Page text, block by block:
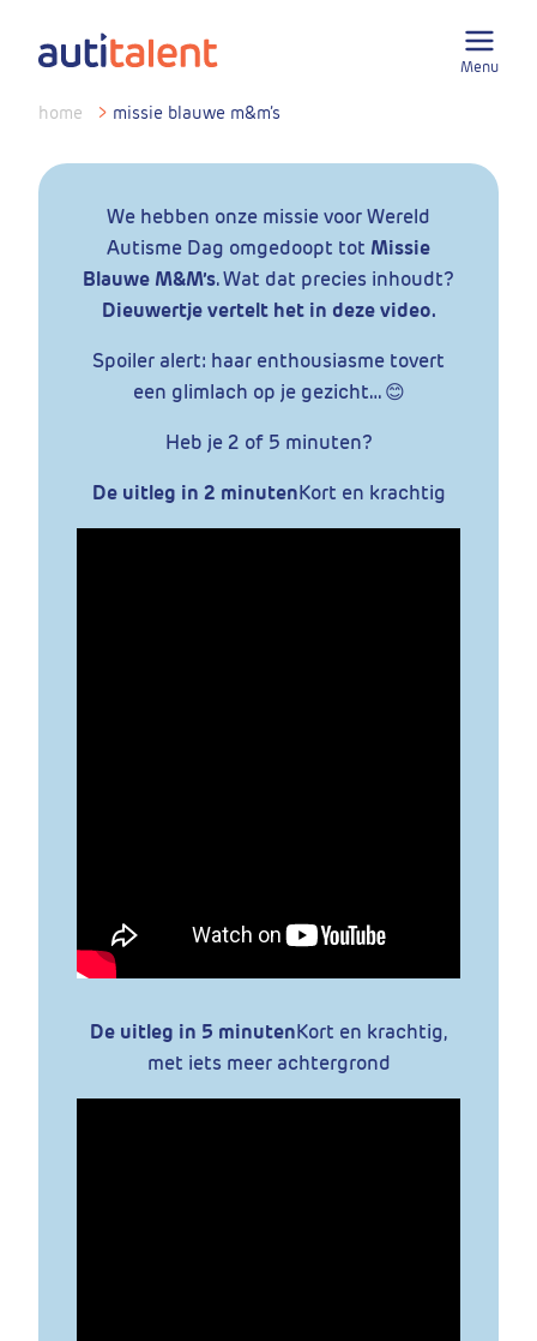
Menu
home > missie blauwe m&m’s
We hebben onze missie voor Wereld
Autisme Dag omgedoopt tot Missie
Blauwe M&M’s.Wat dat precies inhoudt?
Dieuwertje vertelt het in deze video.
Spoiler alert: haar enthousiasme tovert
een glimlach op je gezicht… 😊
Heb je 2 of 5 minuten?
De uitleg in 2 minutenKort en krachtig
De uitleg in 5 minutenKort en krachtig,
met iets meer achtergrond